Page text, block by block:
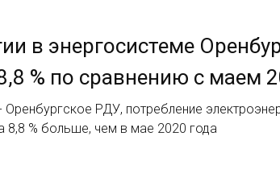
в энергосистеме
% по сравнению с маем
РДУ, потребление
8,8 % больше, чем в мае 2020 года